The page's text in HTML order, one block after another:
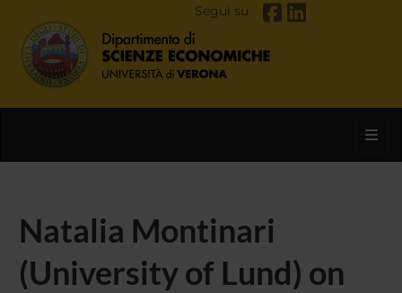
Segui su
Natalia Montinari
(University of Lund) on